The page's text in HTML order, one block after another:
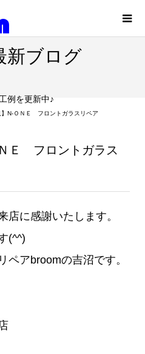
新ブログ
例を更新中♪
】N-ＯＮＥ フロントガラスリペア
Ｅ フロントガラス
店に感謝いたします。
(^^)
ペアbroomの吉沼です。